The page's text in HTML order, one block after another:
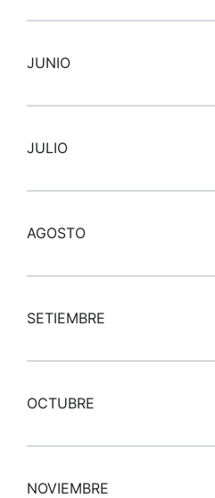
JUNIO
JULIO
AGOSTO
SETIEMBRE
OCTUBRE
NOVIEMBRE